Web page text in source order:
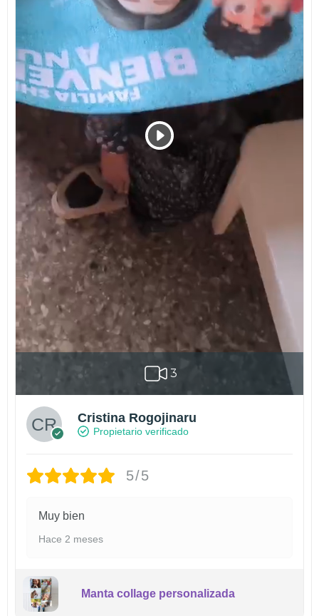
3
Cristina Rogojinaru
Propietario verificado
5/5
Muy bien
Hace 2 meses
Manta collage personalizada